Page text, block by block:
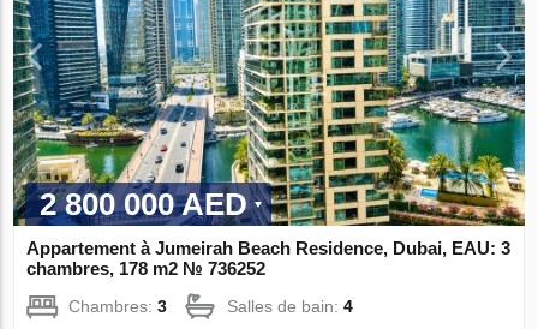
2 800 000 AED
Appartement à Jumeirah Beach Residence, Dubai, EAU: 3
chambres, 178 m2 № 736252
Chambres:3 Salles de bain:4